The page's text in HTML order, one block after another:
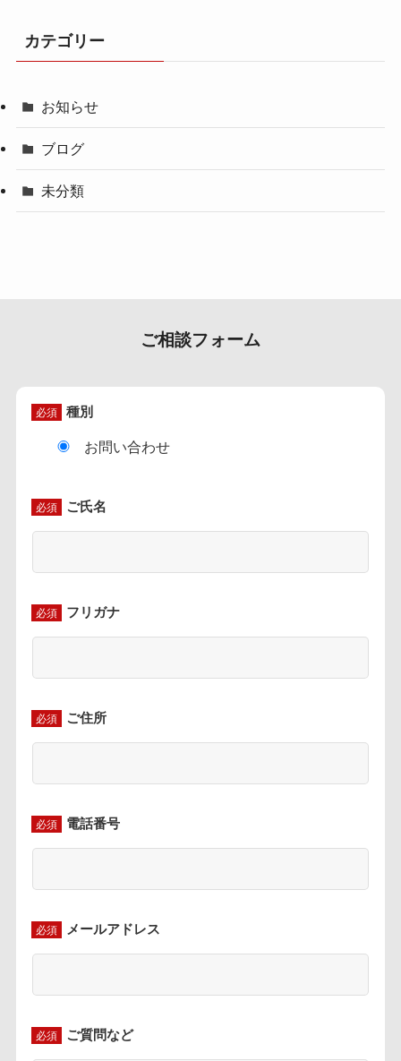
カテゴリー
お知らせ
ブログ
未分類
ご相談フォーム
必須 種別
お問い合わせ
必須 ご氏名
必須 フリガナ
必須 ご住所
必須 電話番号
必須 メールアドレス
必須 ご質問など